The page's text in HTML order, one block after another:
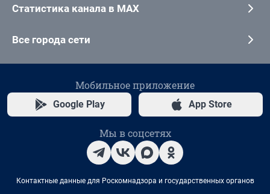
Статистика канала в MAX
Все города сети
Мобильное приложение
Google Play App Store
Мы в соцсетях
Контактные данные для Роскомнадзора и государственных органов